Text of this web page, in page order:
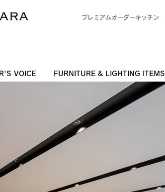
プレミアムオーダーキッチン
VOICE FURNITURE & LIGHTING ITEMS